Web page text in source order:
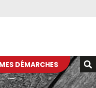
MES DÉMARCHES